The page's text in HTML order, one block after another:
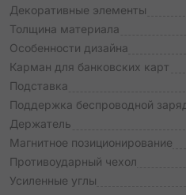
Декоративные элементы
Толщина материала
Особенности дизайна
Карман для банковских карт
Подставка
Поддержка беспроводной
Держатель
Магнитное позиционирование
Противоударный чехол
Усиленные углы